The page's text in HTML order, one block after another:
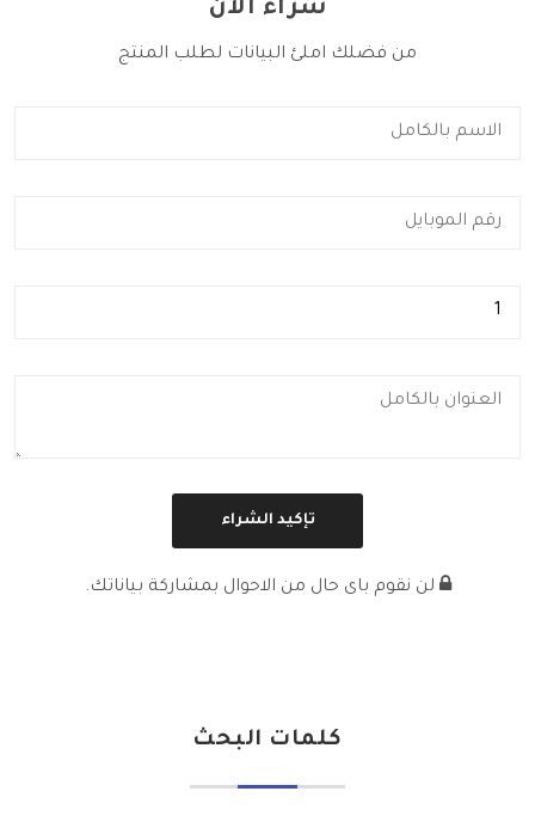
شراء الآن
من فضلك املئ البيانات لطلب المنتج
لن نقوم باى حال من الاحوال بمشاركة بياناتك.
كلمات البحث